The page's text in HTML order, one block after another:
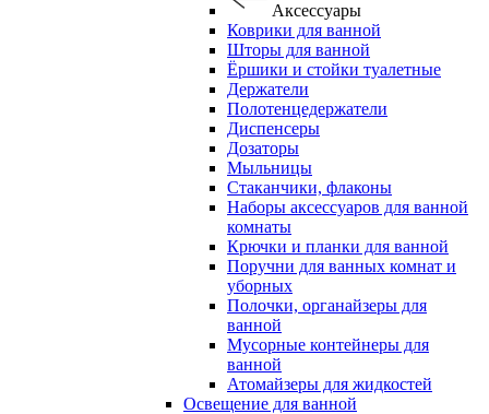
Аксессуары
Коврики для ванной
Шторы для ванной
Ёршики и стойки туалетные
Держатели
Полотенцедержатели
Диспенсеры
Дозаторы
Мыльницы
Стаканчики, флаконы
Наборы аксессуаров для ванной
комнаты
Крючки и планки для ванной
Поручни для ванных комнат и
уборных
Полочки, органайзеры для
ванной
Мусорные контейнеры для
ванной
Атомайзеры для жидкостей
Освещение для ванной